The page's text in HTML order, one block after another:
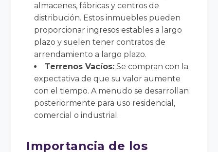
almacenes, fábricas y centros de
distribución. Estos inmuebles pueden
proporcionar ingresos estables a largo
plazo y suelen tener contratos de
arrendamiento a largo plazo.
Terrenos Vacíos: Se compran con la
expectativa de que su valor aumente
con el tiempo. A menudo se desarrollan
posteriormente para uso residencial,
comercial o industrial.
Importancia de los